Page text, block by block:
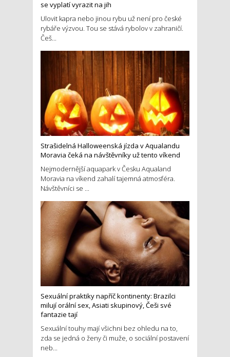
se vyplatí vyrazit na jih
Ulovit kapra nebo jinou rybu už není pro české
rybáře výzvou. Tou se stává rybolov v zahraničí.
Češ...
Strašidelná Halloweenská jízda v Aqualandu
Moravia čeká na návštěvníky už tento víkend
Nejmodernější aquapark v Česku Aqualand
Moravia na víkend zahalí tajemná atmosféra.
Návštěvníci se ...
Sexuální praktiky napříč kontinenty: Brazilci
milují orální sex, Asiati skupinový, Češi své
fantazie tají
Sexuální touhy mají všichni bez ohledu na to,
zda se jedná o ženy či muže, o sociální postavení
neb...